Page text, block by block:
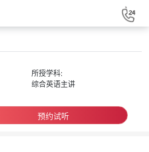
所授学科:
综合英语主讲
预约试听